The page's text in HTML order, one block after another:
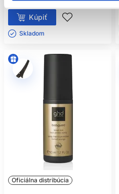
Kúpiť
Skladom ㅤ
Oficiálna distribúcia